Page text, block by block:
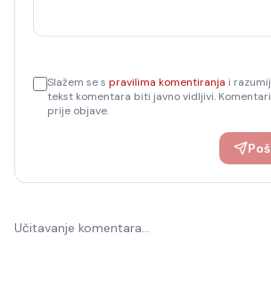
Slažem se s pravilima komentiranja i
tekst komentara biti javno vidljivi.
prije objave.
Učitavanje komentara…